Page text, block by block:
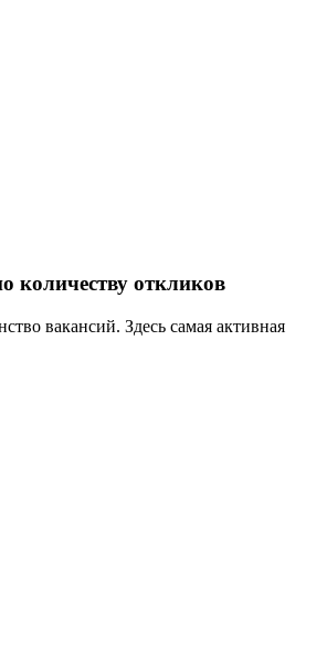
количеству откликов
вакансий. Здесь самая активная